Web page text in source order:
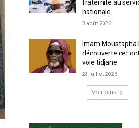
fraternité au
nationale
3 août 2026
Imam Moustapha
découverte cet
voie tidjane.
28 juillet 2026
Voir plus